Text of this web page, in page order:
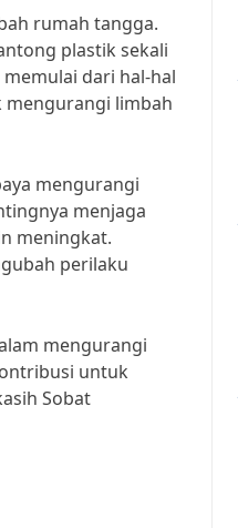
rumah tangga.
plastik sekali
dari hal-hal
limbah
mengurangi
menjaga
meningkat.
perilaku
mengurangi
untuk
Sobat